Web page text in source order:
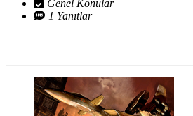
Genel Konular
1 Yanıtlar